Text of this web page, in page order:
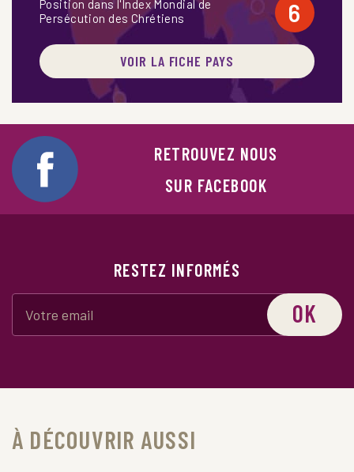
Position dans l'Index Mondial de
Persécution des Chrétiens
6
VOIR LA FICHE PAYS
RETROUVEZ NOUS
SUR FACEBOOK
RESTEZ INFORMÉS
OK
À DÉCOUVRIR AUSSI